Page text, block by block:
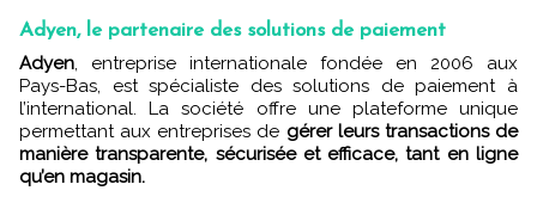
Adyen, le partenaire des solutions de paiement
Adyen, entreprise internationale fondée en 2006 aux
Pays-Bas, est spécialiste des solutions de paiement à
l’international. La société offre une plateforme unique
permettant aux entreprises de gérer leurs transactions de
manière transparente, sécurisée et efficace, tant en ligne
qu’en magasin.